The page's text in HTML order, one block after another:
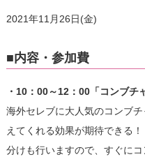
2021年11月26日(金)
■内容・参加費
・10：00～12：00「コンブチ
海外セレブに大人気のコンブ
えてくれる効果が期待できる
分けも行いますので、すぐに